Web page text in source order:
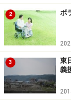
2 ボ
3
東
義